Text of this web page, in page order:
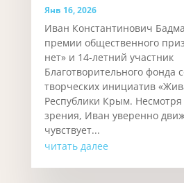
Янв 16, 2026
Иван Константинович
премии общественного
нет» и 14-летний участник
Благотворительного фонда
творческих инициатив
Республики Крым. Несмотря
зрения, Иван уверенно
чувствует...
читать далее